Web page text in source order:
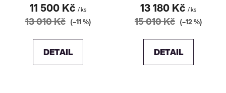
11 500 Kč / ks
13 010 Kč (–11 %)
DETAIL
13 180 Kč / ks
15 010 Kč (–12 %)
DETAIL